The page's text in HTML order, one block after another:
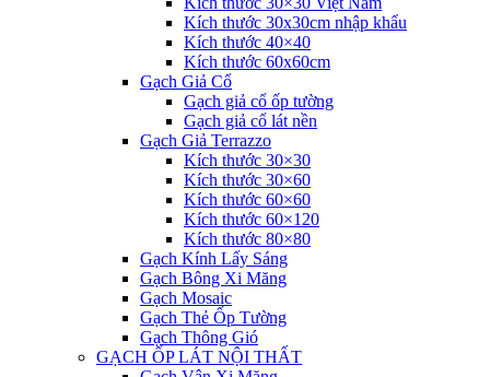
Kích thước 30x30cm nhập khẩu
Kích thước 40×40
Kích thước 60x60cm
Gạch Giả Cổ
Gạch giả cổ ốp tường
Gạch giả cổ lát nền
Gạch Giả Terrazzo
Kích thước 30×30
Kích thước 30×60
Kích thước 60×60
Kích thước 60×120
Kích thước 80×80
Gạch Kính Lấy Sáng
Gạch Bông Xi Măng
Gạch Mosaic
Gạch Thẻ Ốp Tường
Gạch Thông Gió
GẠCH ỐP LÁT NỘI THẤT